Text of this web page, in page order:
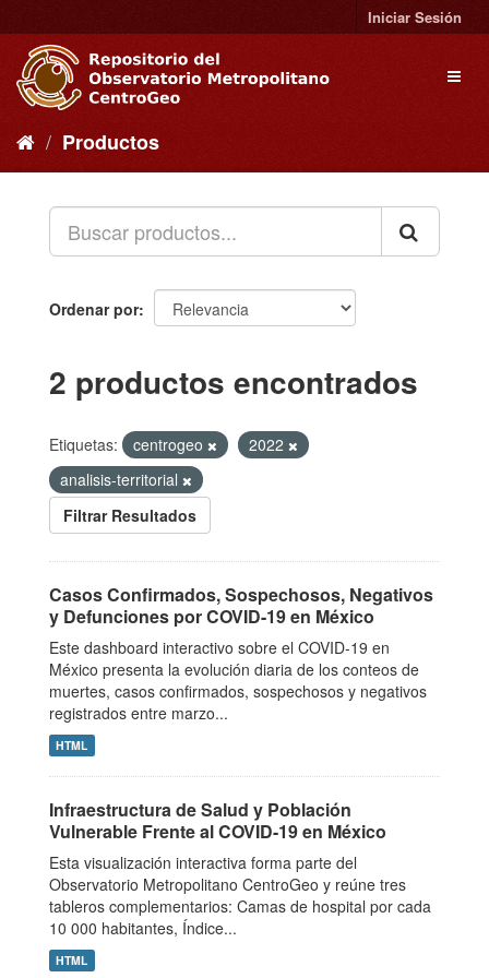
al
contenido
Iniciar Sesión
Productos
Ordenar por
2 productos encontrados
Etiquetas: centrogeo
2022
analisis-territorial
Filtrar Resultados
Casos Confirmados, Sospechosos, Negativos
y Defunciones por COVID-19 en México
Este dashboard interactivo sobre el COVID-19 en
México presenta la evolución diaria de los conteos de
muertes, casos confirmados, sospechosos y negativos
registrados entre marzo...
HTML
Infraestructura de Salud y Población
Vulnerable Frente al COVID-19 en México
Esta visualización interactiva forma parte del
Observatorio Metropolitano CentroGeo y reúne tres
tableros complementarios: Camas de hospital por cada
10 000 habitantes, Índice...
HTML